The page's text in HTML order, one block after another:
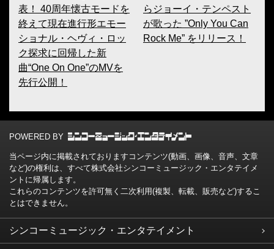
表！ 40周年懐古モードを
終えて現在進行形エモー
ショナル・ヘヴィ・ロッ
ク探求に回帰した新
曲“One On One”のMVを
先行公開！
らジョーイ・テンペスト
が歌った ”Only You Can
Rock Me” をリリース！
POWERED BY
当ページ内に掲載されておりますコンテンツ(動画、画像、音声、文章
など)の権利は、すべて株式会社シンコーミュージック・エンタテイメ
ントに帰属します。
これらのコンテンツを許可無く二次利用(複製、転載、販売など)するこ
とはできません。
シンコーミュージック・エンタテイメント